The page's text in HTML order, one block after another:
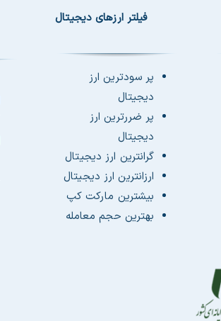
فیلتر ارزهای دیجیتال
پر سودترین ارز
دیجیتال
پر ضررترین ارز
دیجیتال
گرانترین ارز دیجیتال
ارزانترین ارز دیجیتال
بیشترین مارکت کپ
بهترین حجم معامله